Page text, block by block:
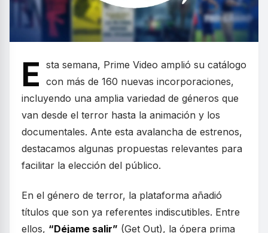
E sta semana, Prime Video amplió su catálogo
con más de 160 nuevas incorporaciones,
incluyendo una amplia variedad de géneros que
van desde el terror hasta la animación y los
documentales. Ante esta avalancha de estrenos,
destacamos algunas propuestas relevantes para
facilitar la elección del público.
En el género de terror, la plataforma añadió
títulos que son ya referentes indiscutibles. Entre
ellos, “Déjame salir” (Get Out), la ópera prima